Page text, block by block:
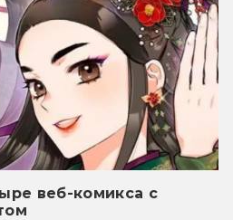
веб-комикса с